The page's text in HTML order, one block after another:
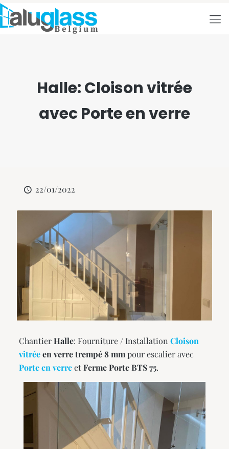
Halle: Cloison vitrée
avec Porte en verre
22/01/2022
ChantierHalle: Fourniture / Installation Cloison
vitréeen verre trempé 8 mmpour escalier avec
Porte en verreetFerme Porte BTS 75.